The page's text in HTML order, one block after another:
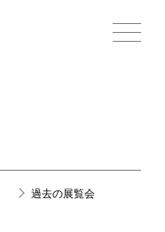
過去の展覧会